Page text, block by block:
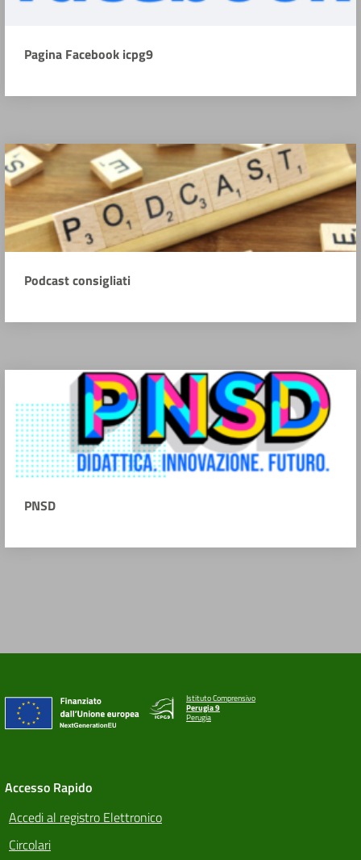
Pagina Facebook icpg9
Podcast consigliati
PNSD
Istituto Comprensivo
Perugia 9
Perugia
Accesso Rapido
Accedi al registro Elettronico
Circolari